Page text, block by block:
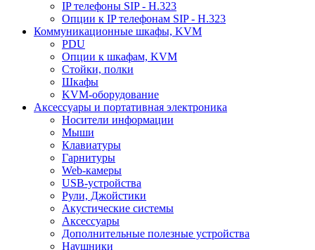
IP телефоны SIP - H.323
Опции к IP телефонам SIP - H.323
Коммуникационные шкафы, KVM
PDU
Опции к шкафам, KVM
Стойки, полки
Шкафы
KVM-оборудование
Аксессуары и портативная электроника
Носители информации
Мыши
Клавиатуры
Гарнитуры
Web-камеры
USB-устройства
Рули, Джойстики
Акустические системы
Аксессуары
Дополнительные полезные устройства
Наушники